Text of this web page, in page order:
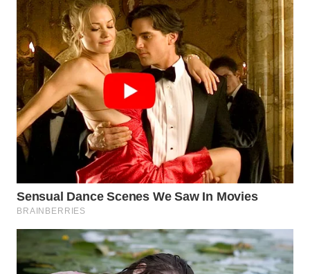
SUMEDANG
WN
CIANJUR
WN
KEPULAUAN
SERIBU
TANGERANG
WN
BINJAI